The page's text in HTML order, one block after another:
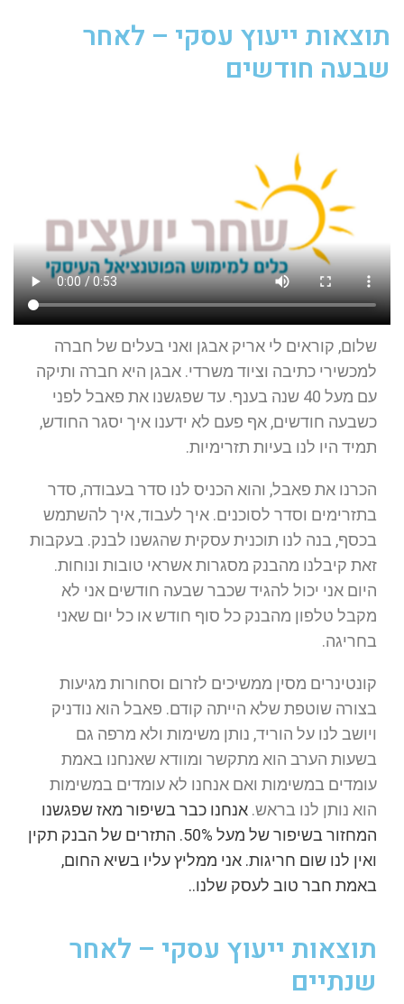
תוצאות ייעוץ עסקי – לאחר
שבעה חודשים
שלום, קוראים לי אריק אבגן ואני בעלים של חברה
למכשירי כתיבה וציוד משרדי. אבגן היא חברה ותיקה
עם מעל 40 שנה בענף. עד שפגשנו את פאבל לפני
כשבעה חודשים, אף פעם לא ידענו איך יסגר החודש,
תמיד היו לנו בעיות תזרימיות.
הכרנו את פאבל, והוא הכניס לנו סדר בעבודה, סדר
בתזרימים וסדר לסוכנים. איך לעבוד, איך להשתמש
בכסף, בנה לנו תוכנית עסקית שהגשנו לבנק. בעקבות
זאת קיבלנו מהבנק מסגרות אשראי טובות ונוחות.
היום אני יכול להגיד שכבר שבעה חודשים אני לא
מקבל טלפון מהבנק כל סוף חודש או כל יום שאני
בחריגה.
קונטינרים מסין ממשיכים לזרום וסחורות מגיעות
בצורה שוטפת שלא הייתה קודם. פאבל הוא נודניק
ויושב לנו על הוריד, נותן משימות ולא מרפה גם
בשעות הערב הוא מתקשר ומוודא שאנחנו באמת
עומדים במשימות ואם אנחנו לא עומדים במשימות
הוא נותן לנו בראש. אנחנו כבר בשיפור מאז שפגשנו
המחזור בשיפור של מעל 50%. התזרים של הבנק תקין
ואין לנו שום חריגות. אני ממליץ עליו בשיא החום,
באמת חבר טוב לעסק שלנו..
תוצאות ייעוץ עסקי – לאחר
שנתיים